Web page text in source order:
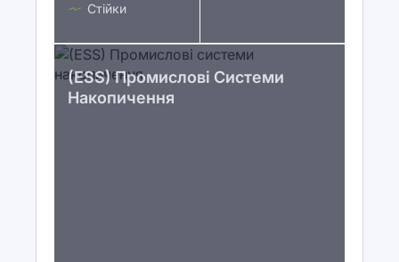
Стійки
(ESS) Промислові Системи
Накопичення